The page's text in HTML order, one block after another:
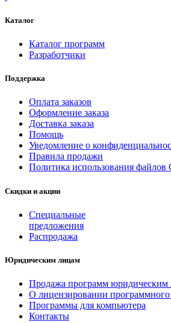
Каталог
Каталог программ
Разработчики
Поддержка
Оплата заказов
Оформление заказа
Доставка заказа
Помощь
Уведомление о
Правила продажи
Политика использования файлов
Скидки и акции
Специальные
предложения
Распродажа
Юридическим лицам
Продажа программ юридическим
О лицензировании программного
Программы для компьютера
Контакты